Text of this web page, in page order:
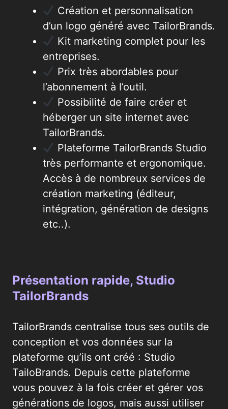
Création et personnalisation
d’un logo généré avec TailorBrands.
Kit marketing complet pour les
entreprises.
Prix très abordables pour
l’abonnement à l’outil.
Possibilité de faire créer et
héberger un site internet avec
TailorBrands.
Plateforme TailorBrands Studio
très performante et ergonomique.
Accès à de nombreux services de
création marketing (éditeur,
intégration, génération de designs
etc..).
Présentation rapide, Studio
TailorBrands
TailorBrands centralise tous ses outils de
conception et vos données sur la
plateforme qu’ils ont créé : Studio
TailoBrands. Depuis cette plateforme
vous pouvez à la fois créer et gérer vos
générations de logos, mais aussi utiliser